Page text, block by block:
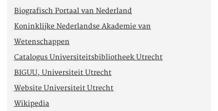
Biografisch Portaal van Nederland
Koninklijke Nederlandse Akademie van
Wetenschappen
Catalogus Universiteitsbibliotheek Utrecht
BIGUU, Universiteit Utrecht
Website Universiteit Utrecht
Wikipedia